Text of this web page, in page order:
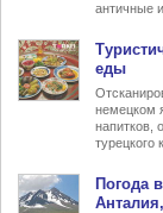
античные
еды
немецком
напитков,
турецкого
Погода